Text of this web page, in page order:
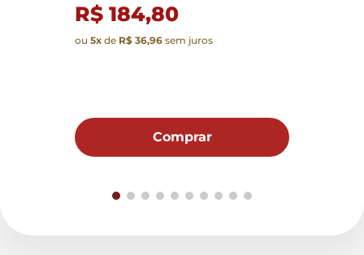
R$ 184,80
ou 5x de R$ 36,96 sem juros